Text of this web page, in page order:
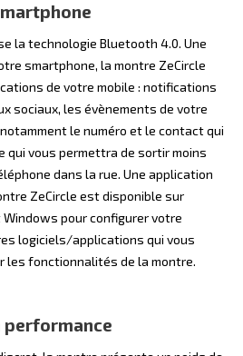
la technologie Bluetooth 4.0. Une
smartphone, la montre ZeCircle
de votre mobile : notifications
sociaux, les évènements de votre
le numéro et le contact qui
qui vous permettra de sortir moins
dans la rue. Une application
ZeCircle est disponible sur
Windows pour configurer votre
logiciels/applications qui vous
les fonctionnalités de la montre.
performance